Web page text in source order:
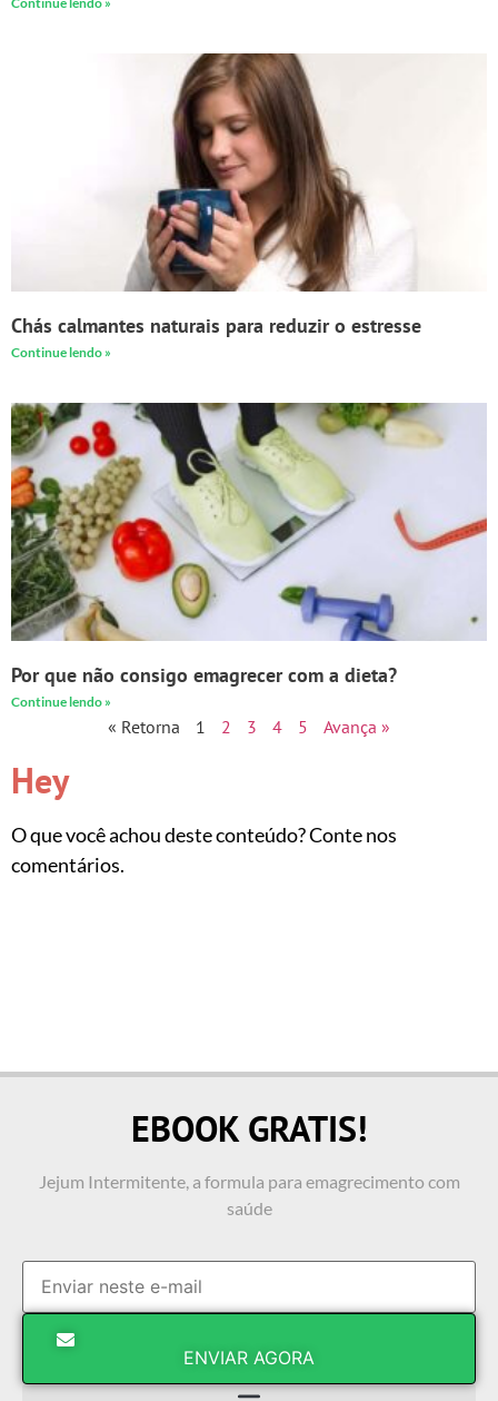
Chás calmantes naturais para reduzir o estresse
Continue lendo »
Por que não consigo emagrecer com a dieta?
Continue lendo »
« Retorna 1 2 3 4 5 Avança »
Hey
O que você achou deste conteúdo? Conte nos
comentários.
EBOOK GRATIS!
Jejum Intermitente, a formula para emagrecimento com
saúde
ENVIAR AGORA